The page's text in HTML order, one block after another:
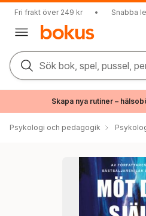
Fri frakt över 249 kr • Snabba
Sök bok, spel, pussel,
Skapa nya rutiner –
Psykologi och pedagogik